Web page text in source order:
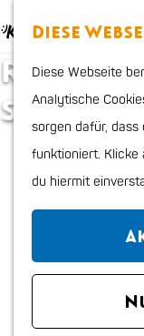
Diese
Diese Webseite
Analytische
sorgen dafür,
funktioniert. Klicke
du hiermit
e
h
K
r
t
e
c
h
e
n